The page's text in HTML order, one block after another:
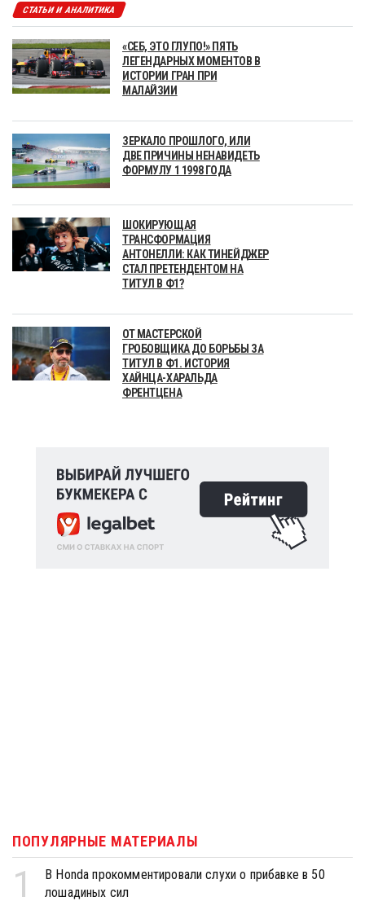
СТАТЬИ И АНАЛИТИКА
«СЕБ, ЭТО ГЛУПО!» ПЯТЬ
ЛЕГЕНДАРНЫХ МОМЕНТОВ В
ИСТОРИИ ГРАН ПРИ
МАЛАЙЗИИ
ЗЕРКАЛО ПРОШЛОГО, ИЛИ
ДВЕ ПРИЧИНЫ НЕНАВИДЕТЬ
ФОРМУЛУ 1 1998 ГОДА
ШОКИРУЮЩАЯ
ТРАНСФОРМАЦИЯ
АНТОНЕЛЛИ: КАК ТИНЕЙДЖЕР
СТАЛ ПРЕТЕНДЕНТОМ НА
ТИТУЛ В Ф1?
ОТ МАСТЕРСКОЙ
ГРОБОВЩИКА ДО БОРЬБЫ ЗА
ТИТУЛ В Ф1. ИСТОРИЯ
ХАЙНЦА-ХАРАЛЬДА
ФРЕНТЦЕНА
ПОПУЛЯРНЫЕ МАТЕРИАЛЫ
1
В Honda прокомментировали слухи о прибавке в 50
лошадиных сил